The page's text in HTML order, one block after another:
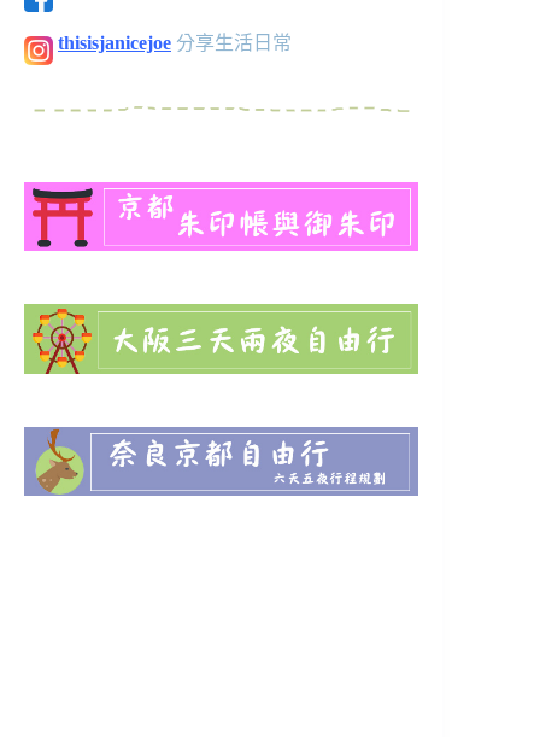
thisisjanicejoe 分享生活日常